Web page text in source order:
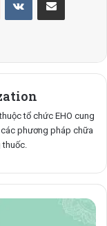
tổ chức EHO cung
phương pháp chữa